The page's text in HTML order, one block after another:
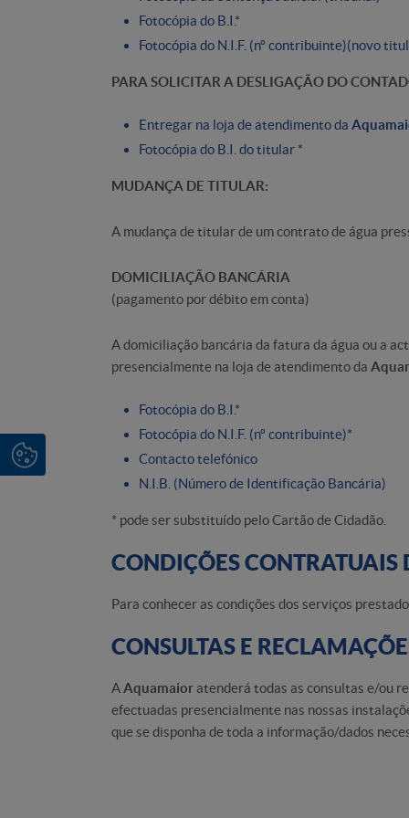
Fotocópia do B.I.*
Fotocópia do N.I.F. (nº contribuinte)(novo
PARA SOLICITAR A DESLIGAÇÃO DO
Entregar na loja de atendimento da
Fotocópia do B.I. do titular *
MUDANÇA DE TITULAR:
A mudança de titular de um contrato de água
DOMICILIAÇÃO BANCÁRIA
(pagamento por débito em conta)
A domiciliação bancária da fatura da água ou a
presencialmente na loja de atendimento da
Fotocópia do B.I.*
Fotocópia do N.I.F. (nº contribuinte)*
Contacto telefónico
N.I.B. (Número de Identificação Bancária)
* pode ser substituído pelo Cartão de Cidadão.
CONDIÇÕES CONTRATUAIS
Para conhecer as condições dos serviços
CONSULTAS E
AAquamaior atenderá todas as consultas e/ou
efectuadas presencialmente nas nossas
que se disponha de toda a informação/dados